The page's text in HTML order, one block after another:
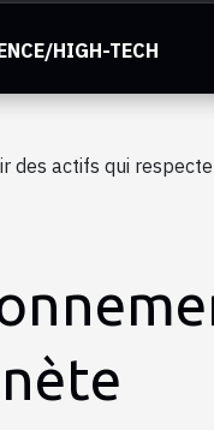
HIGH-TECH
des actifs qui